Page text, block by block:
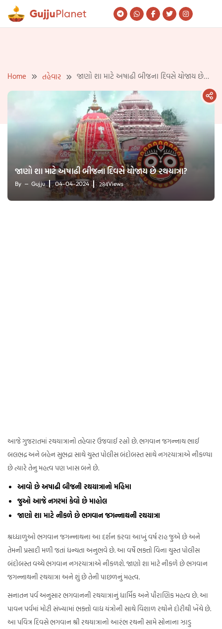
Skip
Home તહેવાર
જાણો શા માટે અષાઢી બીજના દિવસે યોજાય છે
રથયાત્રા?
જાણો શા માટે અષાઢી બીજના દિવસે યોજાય છે રથયાત્રા?
By Gujju 04-04-2024 284Views
આજે ગુજરાતમાં રથયાત્રાનો તહેવાર ઉજવાઈ રહ્યો છે. ભગવાન જગન્નાથ ભાઈ
બલભદ્ર અને બહેન સુભદ્રા સાથે ચુસ્ત પોલીસ બંદોબસ્ત સાથે નગરયાત્રાએ નીકળ્યા
છે ત્યારે તેનુ મહત્વ પણ ખાસ બને છે.
આવો છે અષાઢી બીજની રથયાત્રાનો મહિમા
જુઓ આજે નગરમાં કેવો છે માહોલ
જાણો શા માટે નીકળે છે ભગવાન જગન્નાથની રથયાત્રા
શ્રધ્ધાળુઓ ભગવાન જગન્નાથના આ દર્શન કરવા આખું વર્ષ રાહ જુએ છે અને
તેમની પ્રસાદી મળી જતાં ધન્યતા અનુભવે છે. આ વર્ષે ભક્તો વિના ચુસ્ત પોલીસ
બંદોબસ્ત વચ્ચે ભગવાન નગરયાત્રાએ નીકળશે. જાણો શા માટે નીકળે છે ભગવાન
જગન્નાથની રથયાત્રા અને શું છે તેની પાછળનું મહત્વ.
સનાતન પર્વ અનુસાર ભગવાનની રથયાત્રાનું ધાર્મિક અને પૌરાણિક મહત્વ છે. આ
પાવન પર્વમાં મોટી સંખ્યામાં ભક્તો વાદ્ય યંત્રોની સાથે વિશાળ રથોને દોરીથી ખેંચે છે.
આ પવિત્ર દિવસે ભગવાન શ્રી રથયાત્રાનો આરંભ રથની સામે સોનાના ઝાડુ